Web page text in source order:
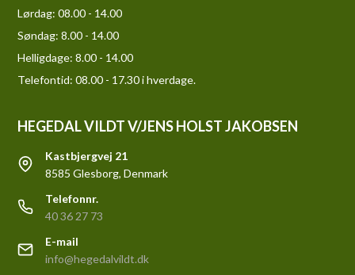
Lørdag: 08.00 - 14.00
Søndag: 8.00 - 14.00
Helligdage: 8.00 - 14.00
Telefontid: 08.00 - 17.30 i hverdage.
HEGEDAL VILDT V/JENS HOLST JAKOBSEN
Kastbjergvej 21
8585 Glesborg, Denmark
Telefonnr.
40 36 27 73
E-mail
info@hegedalvildt.dk